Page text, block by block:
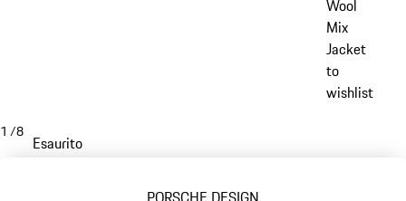
Wool
Mix
Jacket
to
wishlist
1 /8
Esaurito